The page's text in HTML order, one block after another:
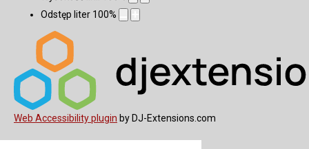
Odstęp liter 100%
Web Accessibility plugin by DJ-Extensions.com